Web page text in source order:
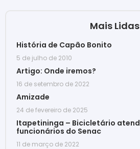
Mais Lidas
História de Capão Bonito
5 de julho de 2010
Artigo: Onde iremos?
16 de setembro de 2022
Amizade
24 de fevereiro de 2025
Itapetininga – Bicicletário
funcionários do Senac
11 de março de 2022